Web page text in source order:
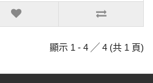
顯示 1 - 4 ╱ 4 (共 1 頁)